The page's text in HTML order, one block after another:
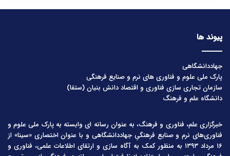
پیوند ها
جهاددانشگاهی
پارک ملی علوم و فناوری های نرم و صنایع فرهنگی
سازمان تجاری سازی فناوری و اقتصاد دانش بنیان (ستفا)
دانشگاه علم و فرهنگ
خبرگزاری علم، فناوری و فرهنگ، به عنوان رسانه ای وابسته به پارک ملی علوم و
فناوری‌های نرم و صنایع فرهنگیِ جهاددانشگاهی و با عنوان اختصاری «سینا» از
۱۶ مرداد ۱۳۹۳ به منظور کمک به آگاه سازی و ارتقای اطلاعات علمی، فناوری و